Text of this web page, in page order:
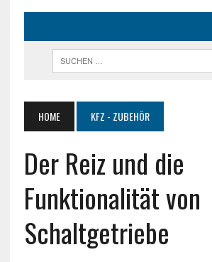
HOME KFZ - ZUBEHÖR
Der Reiz und die
Funktionalität von
Schaltgetriebe